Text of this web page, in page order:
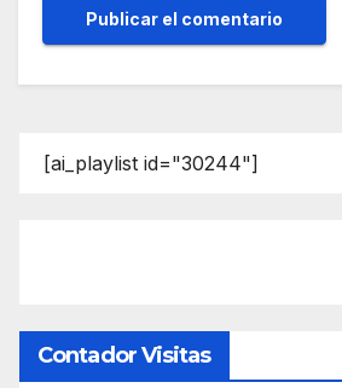
[ai_playlist id="30244"]
Contador Visitas